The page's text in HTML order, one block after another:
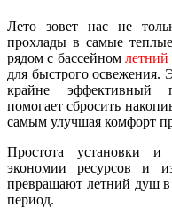
Лето зовет нас не
прохлады в самые
рядом с бассейном
для быстрого освежения.
крайне эффективный
помогает сбросить
самым улучшая комфорт
Простота установки и
экономии ресурсов и
превращают летний душ в
период.